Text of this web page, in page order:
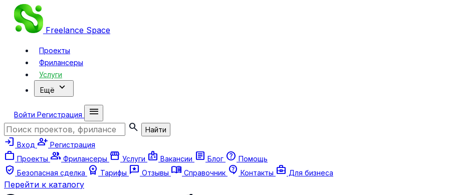
Freelance Space
Проекты
Фрилансеры
Услуги
Ещё expand_more
Войти Регистрация
menu
search
Найти
login Вход person_add Регистрация
work Проекты group Фрилансеры storefront Услуги badge Вакансии article Блог help Помощь
verified_user Безопасная сделка workspace_premium Тарифы reviews Отзывы menu_book Справочник contact_support Контакты business_center Для бизнеса
Перейти к каталогу